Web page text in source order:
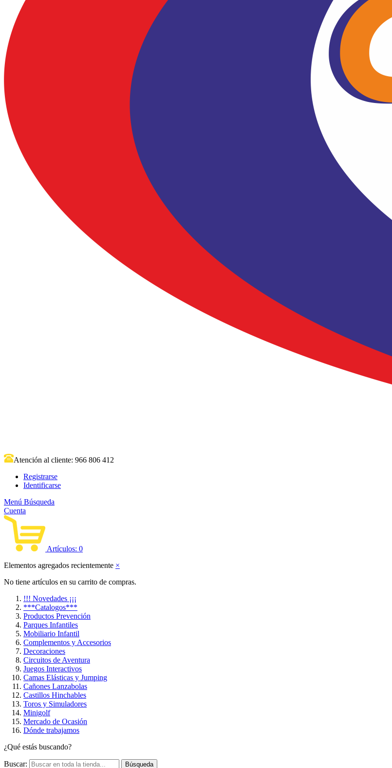
Atención al cliente: 966 806 412
Registrarse
Identificarse
Menú Búsqueda
Cuenta
Artículos: 0
Elementos agregados recientemente ×
No tiene artículos en su carrito de compras.
!!! Novedades ¡¡¡
***Catalogos***
Productos Prevención
Parques Infantiles
Mobiliario Infantil
Complementos y Accesorios
Decoraciones
Circuitos de Aventura
Juegos Interactivos
Camas Elásticas y Jumping
Cañones Lanzabolas
Castillos Hinchables
Toros y Simuladores
Minigolf
Mercado de Ocasión
Dónde trabajamos
¿Qué estás buscando?
Buscar: Búsqueda